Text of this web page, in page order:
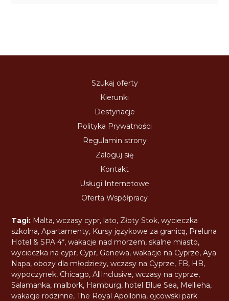
Szukaj oferty
Kierunki
Destynacje
Polityka Prywatności
Regulamin strony
Zaloguj się
Kontakt
Usługi Internetowe
Oferta Współpracy
Tagi: Malta,wczasy cypr, lato, Złoty Stok,wycieczka
szkolna,Apartamenty, Kursy językowe za granicą, Preluna
Hotel & SPA 4*,wakacje nad morzem,skalne miasto,
wycieczka na cypr, Cypr, Genewa,wakacje na Cyprze,Aya
Napa, obozy dla młodzieży,wczasy na Cyprze, FB, HB,
wypoczynek, Chicago,AllInclusive,wczasy na cyprze,
Salamanka, malbork, Hamburg, hotel Blue Sea, Mellieha,
wakacje rodzinne,The Royal Apollonia, ojcowski park